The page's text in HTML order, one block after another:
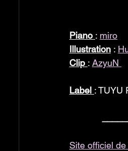
Piano : miro
Illustration :
Clip : AzyuN
Label : TUYU
Site officiel de